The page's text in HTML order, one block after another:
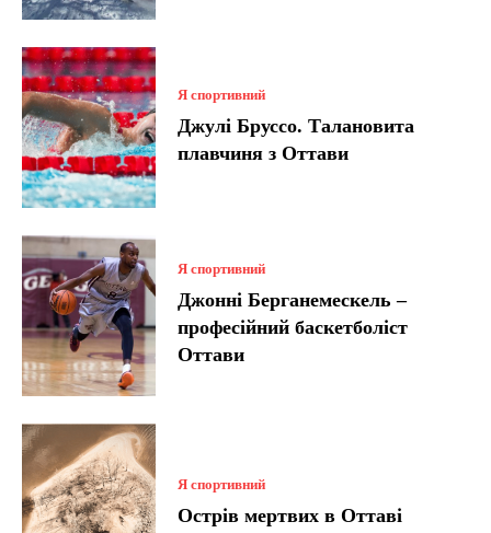
Я спортивний
Джулі Бруссо. Талановита
плавчиня з Оттави
Я спортивний
Джонні Берганемескель –
професійний баскетболіст
Оттави
Я спортивний
Острів мертвих в Оттаві